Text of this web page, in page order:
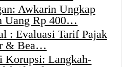
Awkarin Ungkap
Uang Rp 400…
: Evaluasi Tarif Pajak
& Bea…
Korupsi: Langkah-